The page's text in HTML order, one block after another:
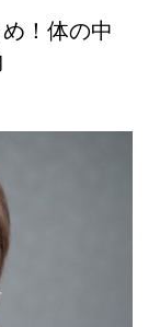
！体の中